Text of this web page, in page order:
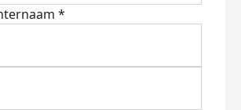
*